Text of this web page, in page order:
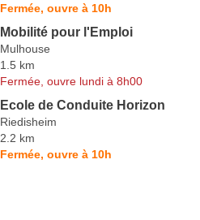
Fermée, ouvre à 10h
Mobilité pour l'Emploi
Mulhouse
1.5 km
Fermée, ouvre lundi à 8h00
Ecole de Conduite Horizon
Riedisheim
2.2 km
Fermée, ouvre à 10h